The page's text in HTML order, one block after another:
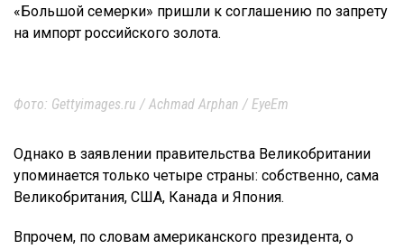
«Большой семерки» пришли к соглашению по запрету
на импорт российского золота.
Фото: Gettyimages.ru / Achmad Arphan / EyeEm
Однако в заявлении правительства Великобритании
упоминается только четыре страны: собственно, сама
Великобритания, США, Канада и Япония.
Впрочем, по словам американского президента, о